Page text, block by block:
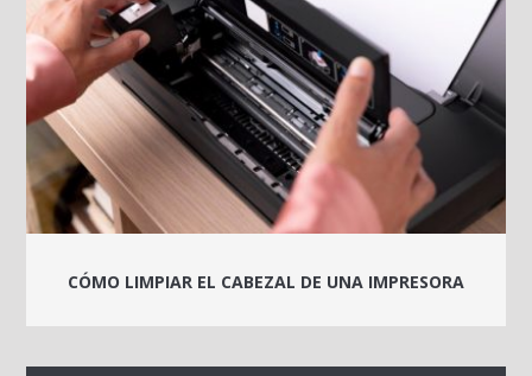
CÓMO LIMPIAR EL CABEZAL DE UNA IMPRESORA